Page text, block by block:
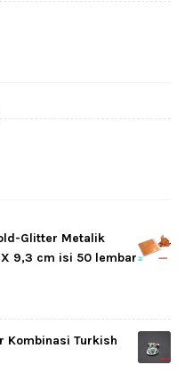
Glitter Metalik
9,3 cm isi 50 lembar
Kombinasi Turkish